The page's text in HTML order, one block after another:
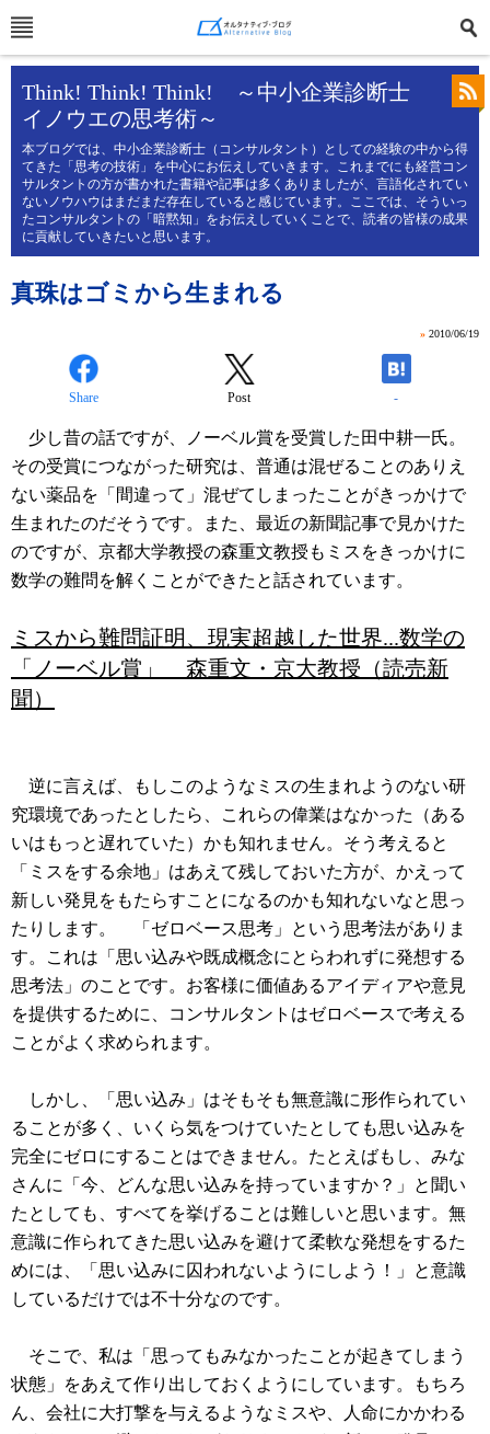
Think! Think! Think! ～中小企業診断士
イノウエの思考術～
本ブログでは、中小企業診断士（コンサルタント）としての経験の中から得
てきた「思考の技術」を中心にお伝えしていきます。これまでにも経営コン
サルタントの方が書かれた書籍や記事は多くありましたが、言語化されてい
ないノウハウはまだまだ存在していると感じています。ここでは、そういっ
たコンサルタントの「暗黙知」をお伝えしていくことで、読者の皆様の成果
に貢献していきたいと思います。
真珠はゴミから生まれる
» 2010/06/19
Share Post -
少し昔の話ですが、ノーベル賞を受賞した田中耕一氏。
その受賞につながった研究は、普通は混ぜることのありえ
ない薬品を「間違って」混ぜてしまったことがきっかけで
生まれたのだそうです。また、最近の新聞記事で見かけた
のですが、京都大学教授の森重文教授もミスをきっかけに
数学の難問を解くことができたと話されています。
ミスから難問証明、現実超越した世界...数学の
「ノーベル賞」 森重文・京大教授（読売新
聞）
逆に言えば、もしこのようなミスの生まれようのない研
究環境であったとしたら、これらの偉業はなかった（ある
いはもっと遅れていた）かも知れません。そう考えると
「ミスをする余地」はあえて残しておいた方が、かえって
新しい発見をもたらすことになるのかも知れないなと思っ
たりします。 「ゼロベース思考」という思考法がありま
す。これは「思い込みや既成概念にとらわれずに発想する
思考法」のことです。お客様に価値あるアイディアや意見
を提供するために、コンサルタントはゼロベースで考える
ことがよく求められます。
しかし、「思い込み」はそもそも無意識に形作られてい
ることが多く、いくら気をつけていたとしても思い込みを
完全にゼロにすることはできません。たとえばもし、みな
さんに「今、どんな思い込みを持っていますか？」と聞い
たとしても、すべてを挙げることは難しいと思います。無
意識に作られてきた思い込みを避けて柔軟な発想をするた
めには、「思い込みに囚われないようにしよう！」と意識
しているだけでは不十分なのです。
そこで、私は「思ってもみなかったことが起きてしまう
状態」をあえて作り出しておくようにしています。もちろ
ん、会社に大打撃を与えるようなミスや、人命にかかわる